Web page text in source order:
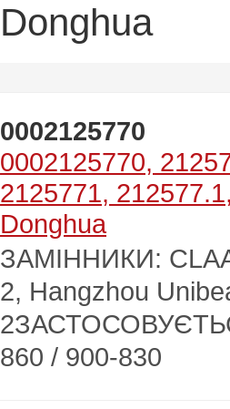
Donghua
0002125770
0002125770,
2125771,
Donghua
ЗАМІННИКИ:
2, Hangzhou
860 / 900-830